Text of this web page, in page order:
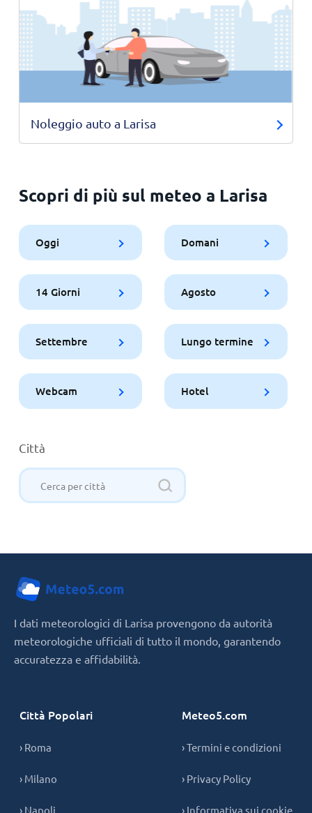
Noleggio auto a Larisa
Scopri di più sul meteo a Larisa
Oggi Domani
14 Giorni Agosto
Settembre Lungo termine
Webcam Hotel
Città
I dati meteorologici di Larisa provengono da autorità
meteorologiche ufficiali di tutto il mondo, garantendo
accuratezza e affidabilità.
Città Popolari
› Roma
› Milano
› Napoli
Meteo5.com
› Termini e condizioni
› Privacy Policy
› Informativa sui cookie